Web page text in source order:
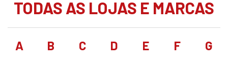
TODAS AS LOJAS E MARCAS
A B C D E F G